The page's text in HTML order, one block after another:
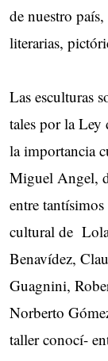
de nuestro
literarias,
Las esculturas
tales por la Ley
la importancia
Miguel Angel,
entre
cultural de
Benavídez,
Guagnini,
Norberto
taller conocí-